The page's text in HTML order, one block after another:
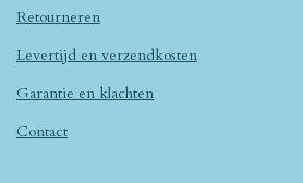
Retourneren
Levertijd en verzendkosten
Garantie en klachten
Contact